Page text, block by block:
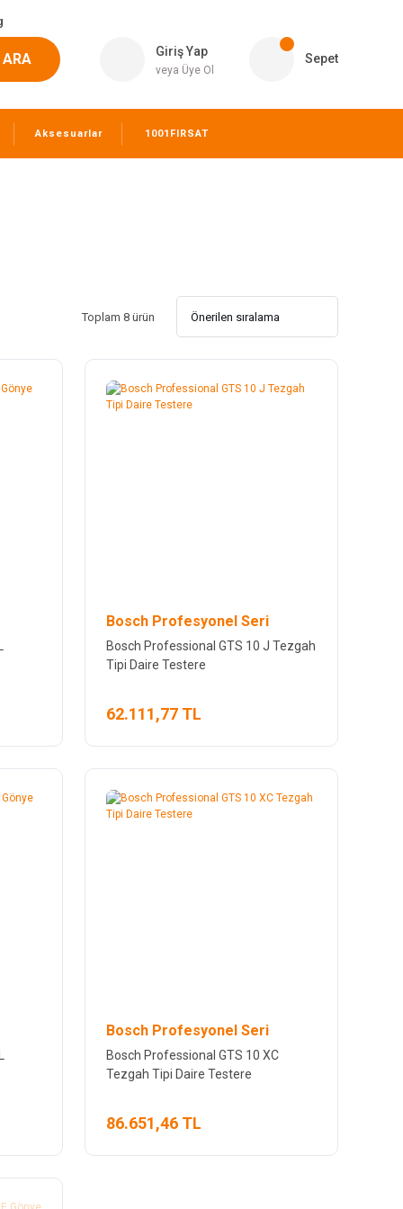
ARA Giriş Yap
veya Üye Ol
Sepet
Aksesuarlar 1001FIRSAT
Toplam 8 ürün
Bosch Profesyonel Seri
Bosch Professional GTS 10 J Tezgah
Tipi Daire Testere
62.111,77 TL
Bosch Profesyonel Seri
Bosch Professional GTS 10 XC
Tezgah Tipi Daire Testere
86.651,46 TL